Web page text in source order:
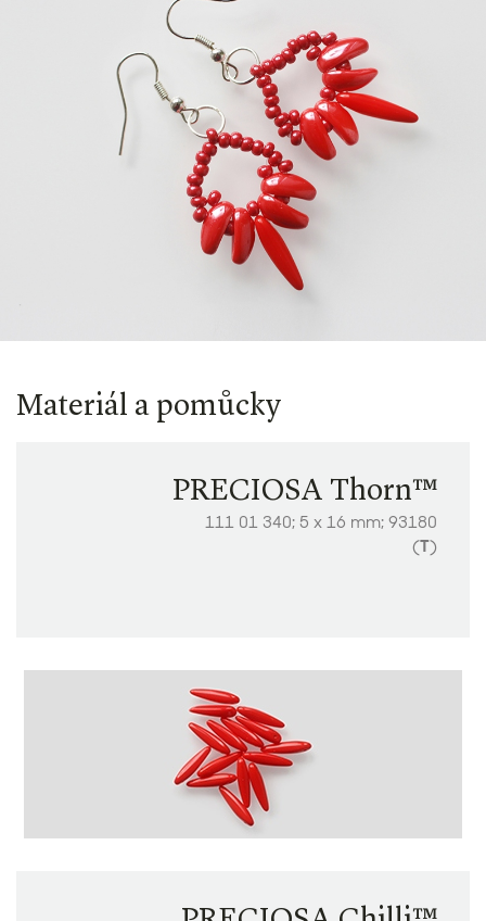
Materiál a pomůcky
PRECIOSA Thorn™
111 01 340; 5 x 16 mm; 93180
(T)